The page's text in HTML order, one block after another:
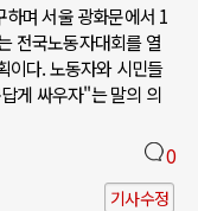
며 서울 광화문에서 1
전국노동자대회를 열
이다. 노동자와 시민들
게 싸우자"는 말의 의
0
기사수정